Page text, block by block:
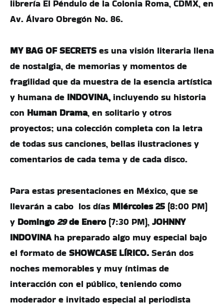
librería El Péndulo de la Colonia Roma, CDMX, en
Av. Álvaro Obregón No. 86.
MY BAG OF SECRETS es una visión literaria llena
de nostalgia, de memorias y momentos de
fragilidad que da muestra de la esencia artística
y humana de INDOVINA,incluyendo su historia
con Human Drama, en solitario y otros
proyectos; una colección completa con la letra
de todas sus canciones, bellas ilustraciones y
comentarios de cada tema y de cada disco.
Para estas presentaciones en México, que se
llevarán a cabo los días Miércoles 25 (8:00 PM)
y Domingo29 de Enero(7:30 PM), JOHNNY
INDOVINA ha preparado algo muy especial bajo
el formato de SHOWCASE LÍRICO. Serán dos
noches memorables y muy íntimas de
interacción con el público, teniendo como
moderador e invitado especial al periodista